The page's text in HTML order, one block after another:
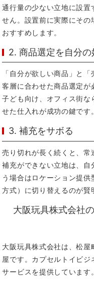
通行量の少ない立地に設置
せん。設置前に実際にその
おすすめします。
2. 商品選定を自分
「自分が欲しい商品」と
客層に合わせた商品選定が
子ども向け、オフィス街な
せた仕入れが成功の鍵です。
3. 補充をサボる
売り切れが長く続くと、
補充ができない立地は、
う場合はロケーション提供
方式）に切り替えるのが賢
大阪玩具株式会社
大阪玩具株式会社は、松
屋です。カプセルトイビ
サービスを提供しています。